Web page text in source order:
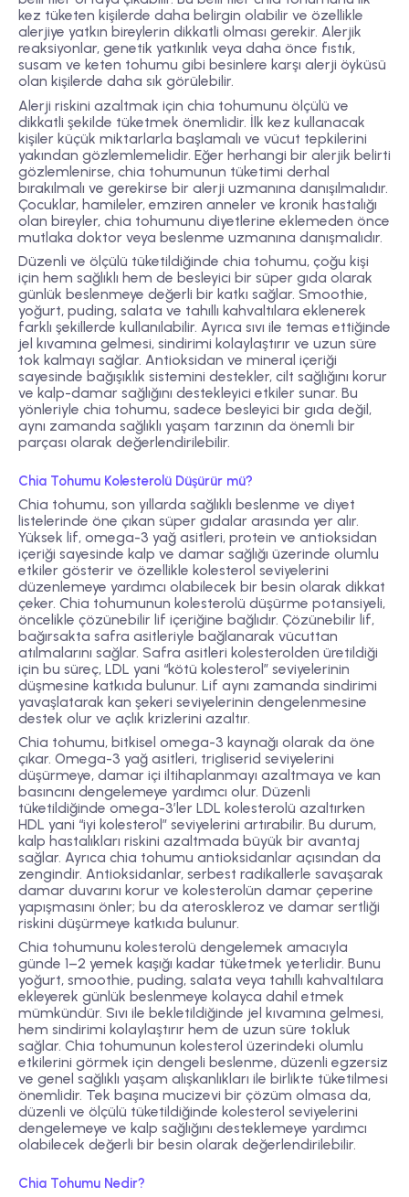
kez tüketen kişilerde daha belirgin olabilir ve özellikle
alerjiye yatkın bireylerin dikkatli olması gerekir. Alerjik
reaksiyonlar, genetik yatkınlık veya daha önce fıstık,
susam ve keten tohumu gibi besinlere karşı alerji öyküsü
olan kişilerde daha sık görülebilir.
Alerji riskini azaltmak için chia tohumunu ölçülü ve
dikkatli şekilde tüketmek önemlidir. İlk kez kullanacak
kişiler küçük miktarlarla başlamalı ve vücut tepkilerini
yakından gözlemlemelidir. Eğer herhangi bir alerjik belirti
gözlemlenirse, chia tohumunun tüketimi derhal
bırakılmalı ve gerekirse bir alerji uzmanına danışılmalıdır.
Çocuklar, hamileler, emziren anneler ve kronik hastalığı
olan bireyler, chia tohumunu diyetlerine eklemeden önce
mutlaka doktor veya beslenme uzmanına danışmalıdır.
Düzenli ve ölçülü tüketildiğinde chia tohumu, çoğu kişi
için hem sağlıklı hem de besleyici bir süper gıda olarak
günlük beslenmeye değerli bir katkı sağlar. Smoothie,
yoğurt, puding, salata ve tahıllı kahvaltılara eklenerek
farklı şekillerde kullanılabilir. Ayrıca sıvı ile temas ettiğinde
jel kıvamına gelmesi, sindirimi kolaylaştırır ve uzun süre
tok kalmayı sağlar. Antioksidan ve mineral içeriği
sayesinde bağışıklık sistemini destekler, cilt sağlığını korur
ve kalp-damar sağlığını destekleyici etkiler sunar. Bu
yönleriyle chia tohumu, sadece besleyici bir gıda değil,
aynı zamanda sağlıklı yaşam tarzının da önemli bir
parçası olarak değerlendirilebilir.
Chia Tohumu Kolesterolü Düşürür mü?
Chia tohumu, son yıllarda sağlıklı beslenme ve diyet
listelerinde öne çıkan süper gıdalar arasında yer alır.
Yüksek lif, omega-3 yağ asitleri, protein ve antioksidan
içeriği sayesinde kalp ve damar sağlığı üzerinde olumlu
etkiler gösterir ve özellikle kolesterol seviyelerini
düzenlemeye yardımcı olabilecek bir besin olarak dikkat
çeker. Chia tohumunun kolesterolü düşürme potansiyeli,
öncelikle çözünebilir lif içeriğine bağlıdır. Çözünebilir lif,
bağırsakta safra asitleriyle bağlanarak vücuttan
atılmalarını sağlar. Safra asitleri kolesterolden üretildiği
için bu süreç, LDL yani “kötü kolesterol” seviyelerinin
düşmesine katkıda bulunur. Lif aynı zamanda sindirimi
yavaşlatarak kan şekeri seviyelerinin dengelenmesine
destek olur ve açlık krizlerini azaltır.
Chia tohumu, bitkisel omega-3 kaynağı olarak da öne
çıkar. Omega-3 yağ asitleri, trigliserid seviyelerini
düşürmeye, damar içi iltihaplanmayı azaltmaya ve kan
basıncını dengelemeye yardımcı olur. Düzenli
tüketildiğinde omega-3’ler LDL kolesterolü azaltırken
HDL yani “iyi kolesterol” seviyelerini artırabilir. Bu durum,
kalp hastalıkları riskini azaltmada büyük bir avantaj
sağlar. Ayrıca chia tohumu antioksidanlar açısından da
zengindir. Antioksidanlar, serbest radikallerle savaşarak
damar duvarını korur ve kolesterolün damar çeperine
yapışmasını önler; bu da ateroskleroz ve damar sertliği
riskini düşürmeye katkıda bulunur.
Chia tohumunu kolesterolü dengelemek amacıyla
günde 1–2 yemek kaşığı kadar tüketmek yeterlidir. Bunu
yoğurt, smoothie, puding, salata veya tahıllı kahvaltılara
ekleyerek günlük beslenmeye kolayca dahil etmek
mümkündür. Sıvı ile bekletildiğinde jel kıvamına gelmesi,
hem sindirimi kolaylaştırır hem de uzun süre tokluk
sağlar. Chia tohumunun kolesterol üzerindeki olumlu
etkilerini görmek için dengeli beslenme, düzenli egzersiz
ve genel sağlıklı yaşam alışkanlıkları ile birlikte tüketilmesi
önemlidir. Tek başına mucizevi bir çözüm olmasa da,
düzenli ve ölçülü tüketildiğinde kolesterol seviyelerini
dengelemeye ve kalp sağlığını desteklemeye yardımcı
olabilecek değerli bir besin olarak değerlendirilebilir.
Chia Tohumu Nedir?